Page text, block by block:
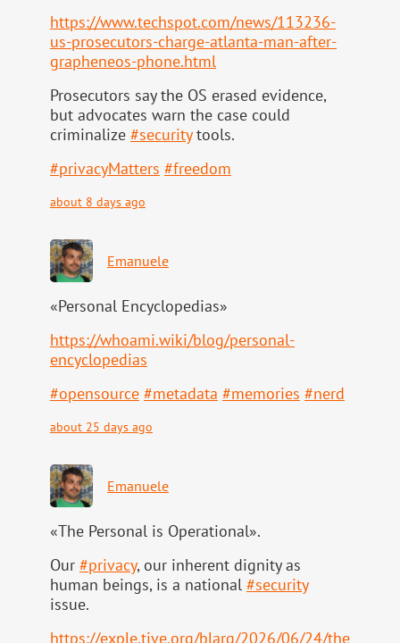
https://www.techspot.com/news/113236-
us-prosecutors-charge-atlanta-man-after-
grapheneos-phone.html
Prosecutors say the OS erased evidence,
but advocates warn the case could
criminalize #securitytools.
#privacyMatters #freedom
about 8 days ago
Emanuele
«Personal Encyclopedias»
https://whoami.wiki/blog/personal-
encyclopedias
#opensource #metadata #memories #nerd
about 25 days ago
Emanuele
«The Personal is Operational».
Our #privacy, our inherent dignity as
human beings, is a national #security
issue.
https://exple.tive.org/blarg/2026/06/24/the